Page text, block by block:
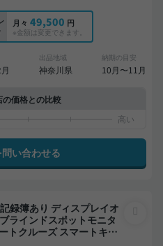
月々 49,500 円
※金額は変更できます。
出品地域
神奈川県
納期の目安
10月〜11月
価格との比較
い合わせる
ラインドスポットモニタ
トクルーズ スマートキー